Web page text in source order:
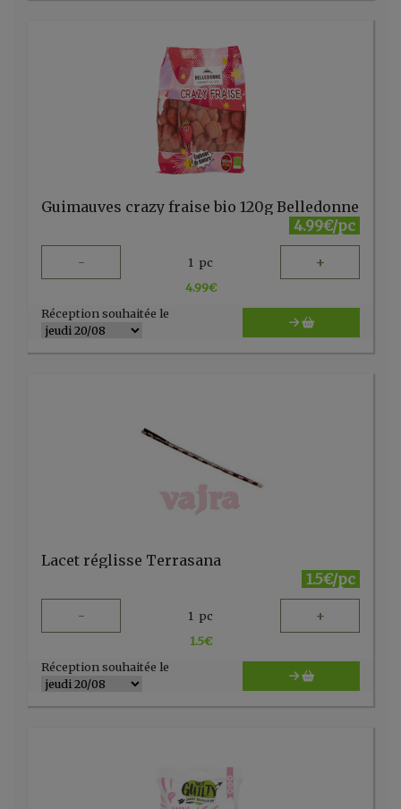
Guimauves crazy fraise bio 120g Belledonne
4.99€/pc
- 1 pc +
4.99€
Réception souhaitée le
Lacet réglisse Terrasana
1.5€/pc
- 1 pc +
1.5€
Réception souhaitée le